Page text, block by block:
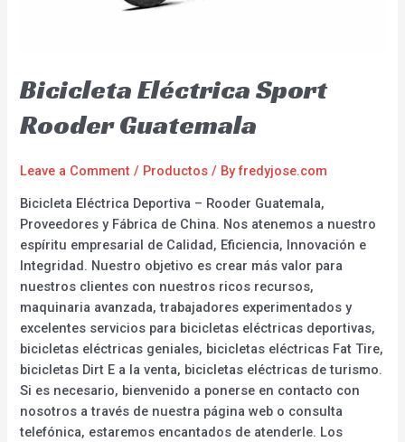
Bicicleta Eléctrica Sport
Rooder Guatemala
Leave a Comment / Productos / Byfredyjose.com
Bicicleta Eléctrica Deportiva – Rooder Guatemala,
Proveedores y Fábrica de China. Nos atenemos a nuestro
espíritu empresarial de Calidad, Eficiencia, Innovación e
Integridad. Nuestro objetivo es crear más valor para
nuestros clientes con nuestros ricos recursos,
maquinaria avanzada, trabajadores experimentados y
excelentes servicios para bicicletas eléctricas deportivas,
bicicletas eléctricas geniales, bicicletas eléctricas Fat Tire,
bicicletas Dirt E a la venta, bicicletas eléctricas de turismo.
Si es necesario, bienvenido a ponerse en contacto con
nosotros a través de nuestra página web o consulta
telefónica, estaremos encantados de atenderle. Los